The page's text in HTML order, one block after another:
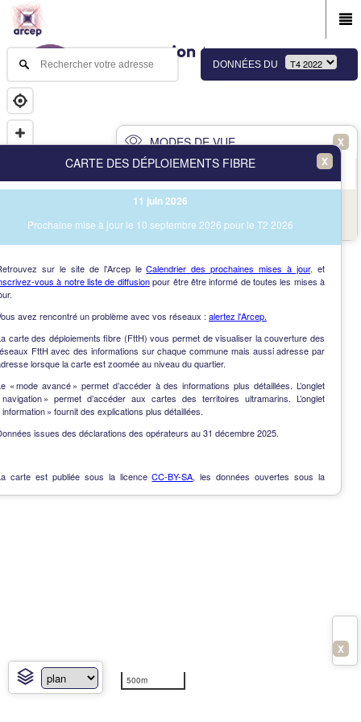
500m
DONNÉES DU
MODES DE VUE X
Vue des immeubles et des communes
X
CARTE DES DÉPLOIEMENTS FIBRE
11 juin 2026
Prochaine mise à jour le 10 septembre 2026 pour le T2 2026
sur le site de l'Arcep leCalendrier des prochaines mises à jour. et
vous à notre liste de diffusionpour être être informé de toutes les mises à
avez rencontré un problème avec vos réseaux : alertez l'Arcep.
carte des déploiements fibre (FttH) vous permet de visualiser la couverture des
FttH avec des informations sur chaque commune mais aussi adresse par
lorsque la carte est zoomée au niveau du quartier.
« mode avancé » permet d’accéder à des informations plus détaillées. L’onglet
navigation » permet d’accéder aux cartes des territoires ultramarins. L’onglet
information » fournit des explications plus détaillées.
issues des déclarations des opérateurs au 31 décembre 2025.
carte est publiée sous la licenceCC-BY-SA, les données ouvertes sous la
X
NAV